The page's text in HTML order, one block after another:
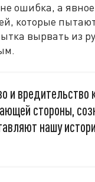
ошибка, а явное
которые
вырвать из
и
стороны,
нашу